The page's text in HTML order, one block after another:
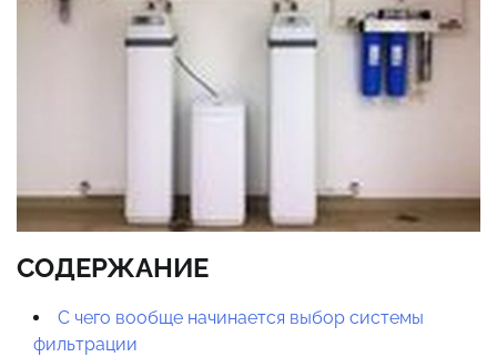
СОДЕРЖАНИЕ
С чего вообще начинается выбор системы
фильтрации